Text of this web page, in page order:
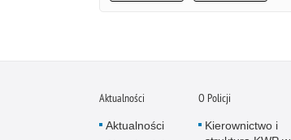
Aktualności
Aktualności
O Policji
Kierownictwo i